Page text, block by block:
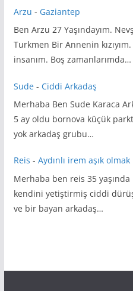
Arzu - Gaziantep
Ben Arzu 27 Yaşındayım.
Turkmen Bir Annenin
insanım. Boş zamanlarımda…
Sude- Ciddi Arkadaş
Merhaba Ben Sude Karaca
5 ay oldu bornova küçük
yok arkadaş grubu…
Reis - Aydınlı irem aşık
Merhaba ben reis 35
kendini yetiştirmiş ciddi
ve bir bayan arkadaş…